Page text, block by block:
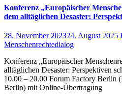
Konferenz „Europäischer
dem alltäglichen Desaster:
28. November 202324. August 2025
Menschenrechtedialog
Konferenz „Europäischer
alltäglichen Desaster: Perspektiven
10.00 – 20.00 Forum Factory Berlin
Berlin) mit Online-Übertragung